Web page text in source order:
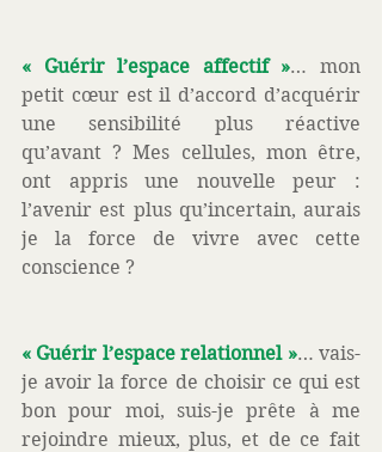
« Guérir l’espace affectif »… mon
petit cœur est il d’accord d’acquérir
une sensibilité plus réactive
qu’avant ? Mes cellules, mon être,
ont appris une nouvelle peur :
l’avenir est plus qu’incertain, aurais
je la force de vivre avec cette
conscience ?
« Guérir l’espace relationnel »… vais-
je avoir la force de choisir ce qui est
bon pour moi, suis-je prête à me
rejoindre mieux, plus, et de ce fait